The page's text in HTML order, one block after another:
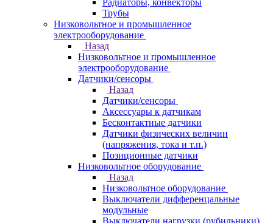
Трубы
Низковольтное и промышленное
электрооборудование
Назад
Низковольтное и промышленное
электрооборудование
Датчики/сенсоры
Назад
Датчики/сенсоры
Аксессуары к датчикам
Бесконтактные датчики
Датчики физических величин
(напряжения, тока и т.п.)
Позиционные датчики
Низковольтное оборудование
Назад
Низковольтное оборудование
Выключатели дифференцальные
модульные
Выключатели нагрузки (рубильники)